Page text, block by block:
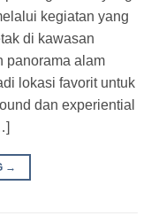
kegiatan yang
di kawasan
panorama alam
lokasi favorit untuk
dan experiential
→